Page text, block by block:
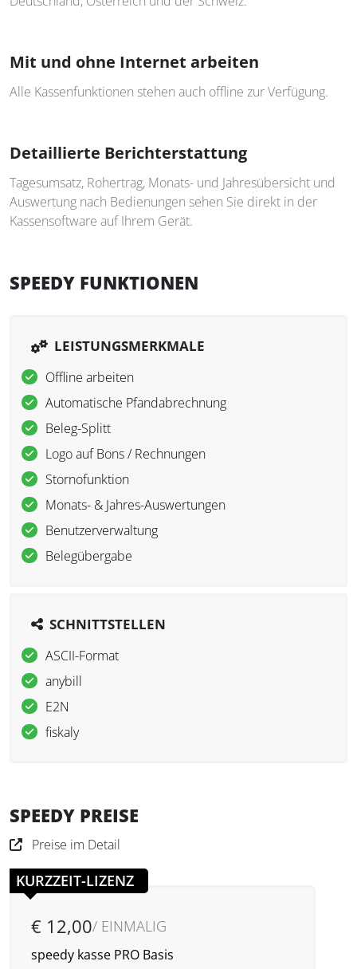
Mit und ohne Internet arbeiten
Alle Kassenfunktionen stehen auch offline zur Verfügung.
Detaillierte Berichterstattung
Tagesumsatz, Rohertrag, Monats- und Jahresübersicht und
Auswertung nach Bedienungen sehen Sie direkt in der
Kassensoftware auf Ihrem Gerät.
SPEEDY FUNKTIONEN
LEISTUNGSMERKMALE
Offline arbeiten
Automatische Pfandabrechnung
Beleg-Splitt
Logo auf Bons / Rechnungen
Stornofunktion
Monats- & Jahres-Auswertungen
Benutzerverwaltung
Belegübergabe
SCHNITTSTELLEN
ASCII-Format
anybill
E2N
fiskaly
SPEEDY PREISE
Preise im Detail
KURZZEIT-LIZENZ
€ 12,00/ EINMALIG
speedy kasse PRO Basis